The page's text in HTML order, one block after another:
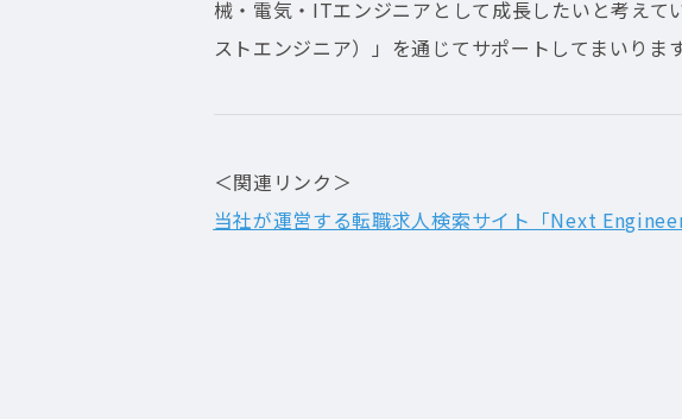
械・電気・ITエンジニアとして成長したいと考え
ストエンジニア）」を通じてサポートしてまいります
＜関連リンク＞
当社が運営する転職求人検索サイト「Next